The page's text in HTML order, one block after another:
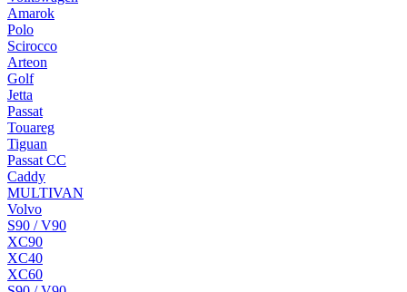
Amarok
Polo
Scirocco
Arteon
Golf
Jetta
Passat
Touareg
Tiguan
Passat CC
Caddy
MULTIVAN
Volvo
S90 / V90
XC90
XC40
XC60